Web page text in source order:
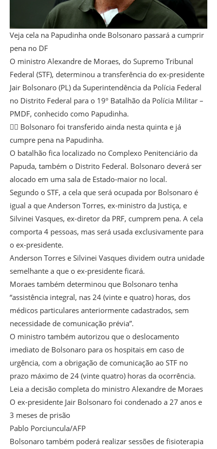
Veja cela na Papudinha onde Bolsonaro passará a cumprir
pena no DF
O ministro Alexandre de Moraes, do Supremo Tribunal
Federal (STF), determinou a transferência do ex-presidente
Jair Bolsonaro (PL) da Superintendência da Polícia Federal
no Distrito Federal para o 19º Batalhão da Polícia Militar –
PMDF, conhecido como Papudinha.
👉🏽 Bolsonaro foi transferido ainda nesta quinta e já
cumpre pena na Papudinha.
O batalhão fica localizado no Complexo Penitenciário da
Papuda, também o Distrito Federal. Bolsonaro deverá ser
alocado em uma sala de Estado-maior no local.
Segundo o STF, a cela que será ocupada por Bolsonaro é
igual a que Anderson Torres, ex-ministro da Justiça, e
Silvinei Vasques, ex-diretor da PRF, cumprem pena. A cela
comporta 4 pessoas, mas será usada exclusivamente para
o ex-presidente.
Anderson Torres e Silvinei Vasques dividem outra unidade
semelhante a que o ex-presidente ficará.
Moraes também determinou que Bolsonaro tenha
“assistência integral, nas 24 (vinte e quatro) horas, dos
médicos particulares anteriormente cadastrados, sem
necessidade de comunicação prévia”.
O ministro também autorizou que o deslocamento
imediato de Bolsonaro para os hospitais em caso de
urgência, com a obrigação de comunicação ao STF no
prazo máximo de 24 (vinte quatro) horas da ocorrência.
Leia a decisão completa do ministro Alexandre de Moraes
O ex-presidente Jair Bolsonaro foi condenado a 27 anos e
3 meses de prisão
Pablo Porciuncula/AFP
Bolsonaro também poderá realizar sessões de fisioterapia